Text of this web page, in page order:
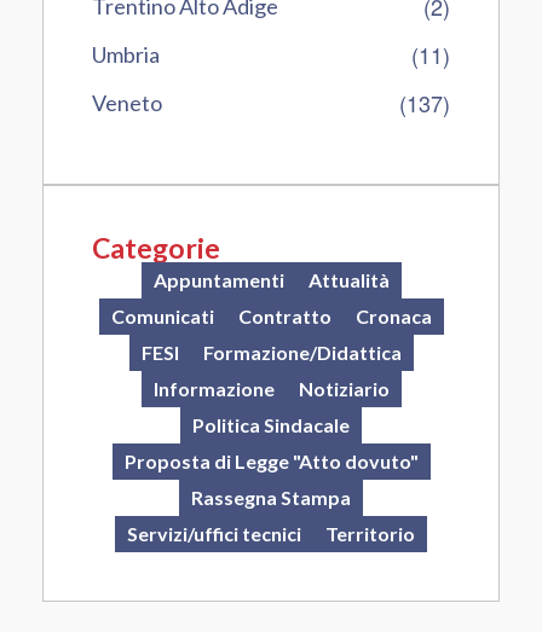
Trentino Alto Adige
Umbria (11)
Veneto (137)
Categorie
Appuntamenti
Attualità
Comunicati
Contratto
Cronaca
FESI
Formazione/Didattica
Informazione
Notiziario
Politica Sindacale
Proposta di Legge "Atto dovuto"
Rassegna Stampa
Servizi/uffici tecnici
Territorio